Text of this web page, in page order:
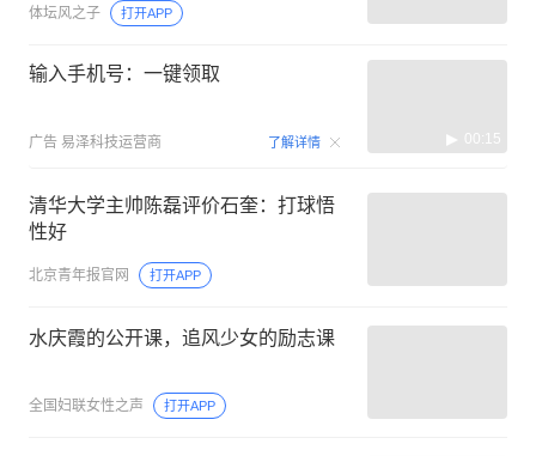
体坛风之子 打开APP
输入手机号：一键领取
广告 易泽科技运营商 了解详情 00:15
清华大学主帅陈磊评价石奎：打球悟
性好
北京青年报官网 打开APP
水庆霞的公开课，追风少女的励志课
全国妇联女性之声 打开APP